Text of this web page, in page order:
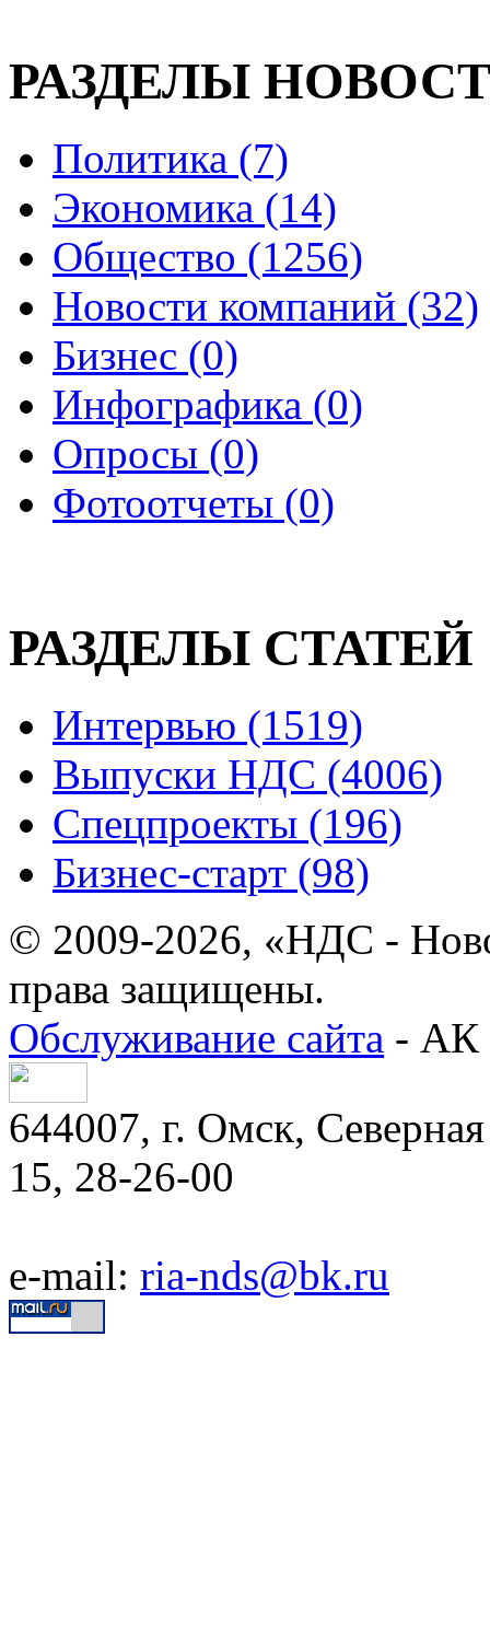
РАЗДЕЛЫ
Политика (7)
Экономика (14)
Общество (1256)
Новости компаний (32)
Бизнес (0)
Инфографика (0)
Опросы (0)
Фотоотчеты (0)
РАЗДЕЛЫ СТАТЕЙ
Интервью (1519)
Выпуски НДС (4006)
Спецпроекты (196)
Бизнес-старт (98)
© 2009-2026, «НДС -
права защищены.
Обслуживание сайта - АК
644007, г. Омск,
15, 28-26-00
e-mail: ria-nds@bk.ru